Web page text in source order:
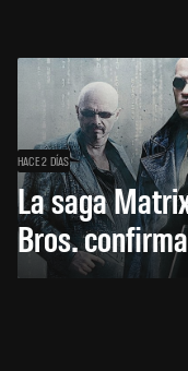
HACE 2 DÍAS
La saga
Bros.